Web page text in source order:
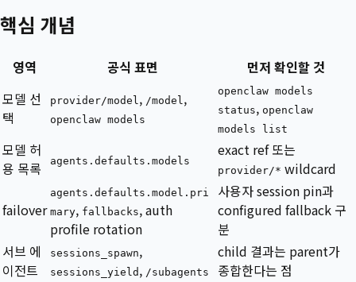
핵심 개념
영역 공식 표면
먼저 확인할 것
모델 선
택
provider/model, /model,
openclaw models
openclaw models
status, openclaw
models list
모델 허
용 목록
agents.defaults.models
exact ref 또는
provider/* wildcard
failover
agents.defaults.model.pri
mary, fallbacks, auth
profile rotation
사용자 session pin과
configured fallback 구
분
서브 에
이전트
sessions_spawn,
sessions_yield , /subagents
child 결과는 parent가
종합한다는 점